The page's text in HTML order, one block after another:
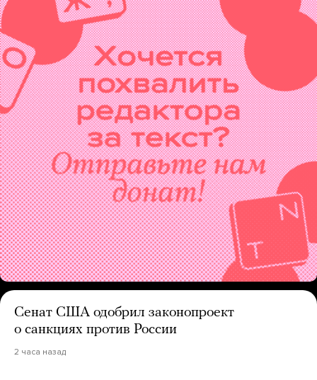
Сенат США одобрил законопроект
о санкциях против России
2 часа назад